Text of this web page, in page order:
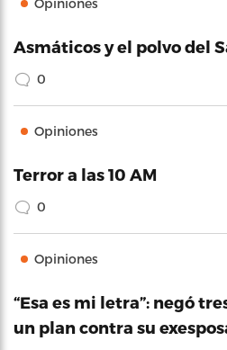
Opiniones
Asmáticos y el polvo del
0
Opiniones
Terror a las 10 AM
0
Opiniones
“Esa es mi letra”: negó
un plan contra su